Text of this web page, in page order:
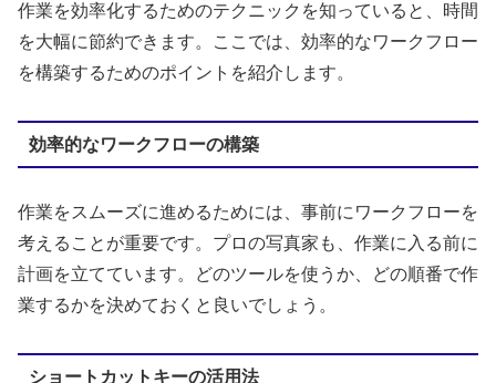
作業を効率化するためのテクニックを知っていると、時間
を大幅に節約できます。ここでは、効率的なワークフロー
を構築するためのポイントを紹介します。
効率的なワークフローの構築
作業をスムーズに進めるためには、事前にワークフローを
考えることが重要です。プロの写真家も、作業に入る前に
計画を立てています。どのツールを使うか、どの順番で作
業するかを決めておくと良いでしょう。
ショートカットキーの活用法